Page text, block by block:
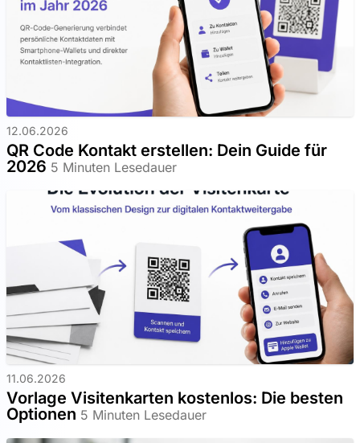
12.06.2026
QR Code Kontakt erstellen: Dein Guide für
2026 5 Minuten Lesedauer
11.06.2026
Vorlage Visitenkarten kostenlos: Die besten
Optionen 5 Minuten Lesedauer